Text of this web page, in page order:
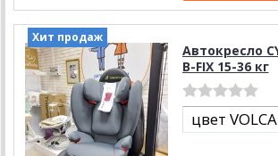
Хит продаж
Автокресло
B-FIX 15-36 кг